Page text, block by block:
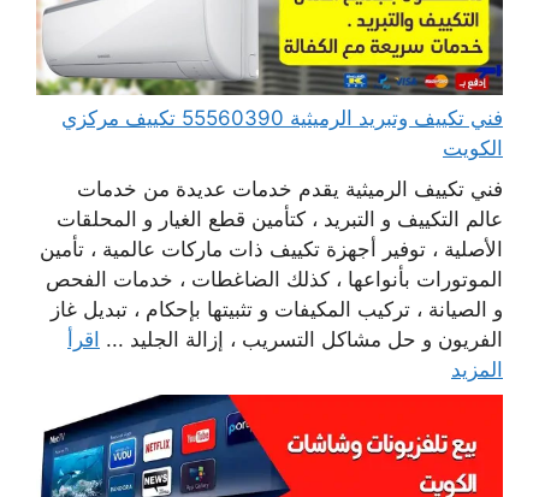
فني تكييف وتبريد الرميثية 55560390 تكييف مركزي
الكويت
فني تكييف الرميثية يقدم خدمات عديدة من خدمات
عالم التكييف و التبريد ، كتأمين قطع الغيار و المحلقات
الأصلية ، توفير أجهزة تكييف ذات ماركات عالمية ، تأمين
الموتورات بأنواعها ، كذلك الضاغطات ، خدمات الفحص
و الصيانة ، تركيب المكيفات و تثبيتها بإحكام ، تبديل غاز
الفريون و حل مشاكل التسريب ، إزالة الجليد ... اقرأ
المزيد